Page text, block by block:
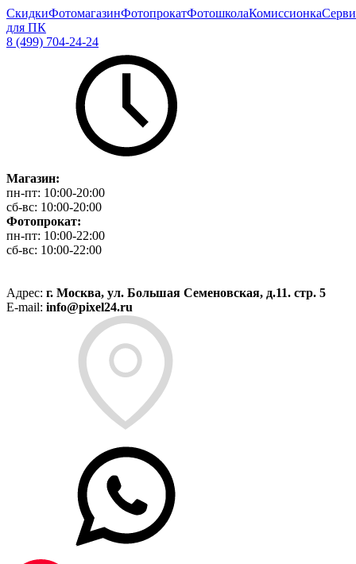
СкидкиФотомагазинФотопрокатФотошколаКомиссионка
для ПК
8 (499) 704-24-24
Магазин:
пн-пт: 10:00-20:00
сб-вс: 10:00-20:00
Фотопрокат:
пн-пт: 10:00-22:00
сб-вс: 10:00-22:00
Адрес: г. Москва, ул. Большая Семеновская, д.11. стр. 5
E-mail: info@pixel24.ru